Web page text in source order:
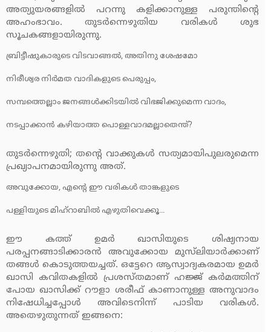
അത്യുയരങ്ങളില്‍ പറന്നു കളിക്കാനുള്ള പരുന്തിന്റെ
അഹംഭാവം. തുടര്‍ന്നെഴുതിയ വരികള്‍ ശുഭ
സൂചകങ്ങളായിരുന്നു.
ബ്രിട്ടീഷുകാരുടെ വിടവാങ്ങല്‍, അതിനു ശേഷമോ
നിരീശ്വര നിര്‍മത വാദികളുടെ പെരുപ്പം,
സമ്പത്തെല്ലാം ജനങ്ങള്‍ക്കിടയില്‍ വിഭജിക്കുമെന്ന വാദം,
നടപ്പാക്കാന്‍ കഴിയാത്ത പൊള്ളവാദമല്ലാതെന്ത്?
തുടര്‍ന്നെഴുതി; തന്റെ വാക്കുകള്‍ സത്യമായിപുലരുമെന്ന
പ്രഖ്യാപനമായിരുന്നു അത്.
അവുക്കോയ, എന്റെ ഈ വരികള്‍ താങ്കളുടെ
പള്ളിയുടെ മിഹ്‌റാബില്‍ എഴുതിവെക്കൂ...
ഈ കത്ത് ഉമര്‍ ഖാസിയുടെ ശിഷ്യനായ
പരപ്പനങ്ങാടിക്കാരന്‍ അവുക്കോയ മുസ്‌ലിയാര്‍ക്കാണ്
തങ്ങള്‍ കൊടുത്തയച്ചത്. ഒട്ടേറെ ആസ്വാദ്യകരമായ ഉമര്‍
ഖാസി കവിതകളില്‍ പ്രശസ്തമാണ് ഹജ്ജ് കര്‍മത്തിന്
പോയ ഖാസിക്ക് റൗളാ ശരീഫ് കാണാനുള്ള അനുവാദം
നിഷേധിച്ചപ്പോള്‍ അവിടെനിന്ന് പാടിയ വരികള്‍.
അതെഴുതുന്നത് ഇങ്ങനെ: